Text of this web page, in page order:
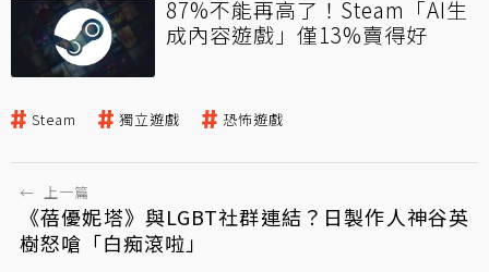
87%不能再高了！Steam「AI生
成內容遊戲」僅13%賣得好
Steam 獨立遊戲 恐怖遊戲
← 上一篇
《蓓優妮塔》與LGBT社群連結？日製作人神谷英
樹怒嗆「白痴滾啦」